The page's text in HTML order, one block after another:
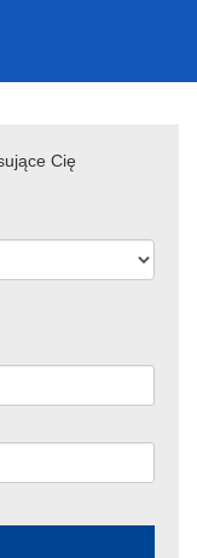
Cię